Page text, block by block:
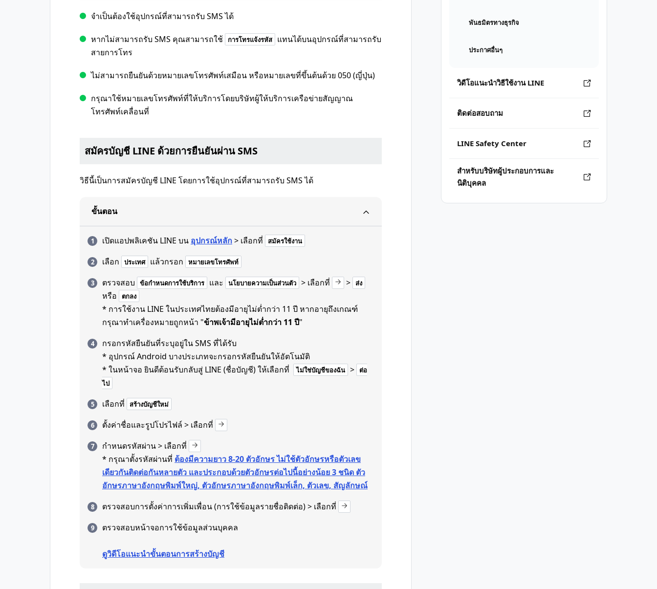
พันธมิตรทางธุรกิจ
ประกาศอื่นๆ
วิดีโอแนะนำวิธีใช้งาน LINE
ติดต่อสอบถาม
LINE Safety Center
สำหรับบริษัทผู้ประกอบการและ
นิติบุคคล
จำเป็นต้องใช้อุปกรณ์ที่สามารถรับ SMS ได้
หากไม่สามารถรับ SMS คุณสามารถใช้ การโทรแจ้งรหัส
แทนได้บนอุปกรณ์ที่สามารถรับ
สายการโทร
ไม่สามารถยืนยันด้วยหมายเลขโทรศัพท์เสมือน หรือหมายเลขที่ขึ้นต้นด้วย 050 (ญี่ปุ่น)
กรุณาใช้หมายเลขโทรศัพท์ที่ให้บริการโดยบริษัทผู้ให้บริการเครือข่ายสัญญาณ
โทรศัพท์เคลื่อนที่
สมัครบัญชี LINE ด้วยการยืนยันผ่าน SMS
วิธีนี้เป็นการสมัครบัญชี LINE โดยการใช้อุปกรณ์ที่สามารถรับ SMS ได้
ขั้นตอน
เปิดแอปพลิเคชัน LINE บน อุปกรณ์หลัก > เลือกที่ สมัครใช้งาน
เลือก ประเทศ แล้วกรอก หมายเลขโทรศัพท์
ตรวจสอบ ข้อกำหนดการใช้บริการ และ นโยบายความเป็นส่วนตัว > เลือกที่ > ส่ง
หรือ ตกลง
* การใช้งาน LINE ในประเทศไทยต้องมีอายุไม่ต่ำกว่า 11 ปี หากอายุถึงเกณฑ์
กรุณาทำเครื่องหมายถูกหน้า "ข้าพเจ้ามีอายุไม่ต่ำกว่า 11 ปี"
กรอกรหัสยืนยันที่ระบุอยู่ใน SMS ที่ได้รับ
* อุปกรณ์ Android บางประเภทจะกรอกรหัสยืนยันให้อัตโนมัติ
* ในหน้าจอ ยินดีต้อนรับกลับสู่ LINE (ชื่อบัญชี) ให้เลือกที่
ไม่ใช่บัญชีของฉัน >
ต่อ
ไป
เลือกที่ สร้างบัญชีใหม่
ตั้งค่าชื่อและรูปโปรไฟล์ > เลือกที่
กำหนดรหัสผ่าน > เลือกที่
* กรุณาตั้งรหัสผ่านที่ ต้องมีความยาว 8-20 ตัวอักษร ไม่ใช้ตัวอักษรหรือตัวเลข
เดียวกันติดต่อกันหลายตัว และประกอบด้วยตัวอักษรต่อไปนี้อย่างน้อย 3 ชนิด ตัว
อักษรภาษาอังกฤษพิมพ์ใหญ่, ตัวอักษรภาษาอังกฤษพิมพ์เล็ก, ตัวเลข, สัญลักษณ์
ตรวจสอบการตั้งค่าการเพิ่มเพื่อน (การใช้ข้อมูลรายชื่อติดต่อ) > เลือกที่
ตรวจสอบหน้าจอการใช้ข้อมูลส่วนบุคคล
ดูวิดีโอแนะนำขั้นตอนการสร้างบัญชี